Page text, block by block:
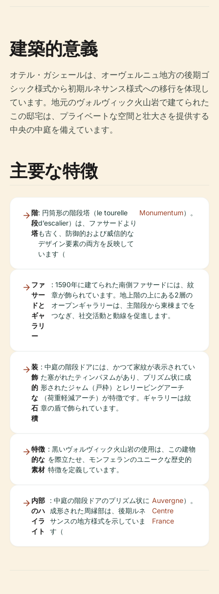
建築的意義
オテル・ガシェールは、オーヴェルニュ地方の後期ゴ
シック様式から初期ルネサンス様式への移行を体現し
ています。地元のヴォルヴィック火山岩で建てられた
この邸宅は、プライベートな空間と壮大さを提供する
中央の中庭を備えています。
主要な特徴
階
段
塔
: 円筒形の階段塔（le tourelle
d’escalier）は、ファサードより
も古く、防御的および威信的な
デザイン要素の両方を反映して
います（
Monumentum）。
ファ
サー
ドと
ギャ
ラリ
ー
: 1590年に建てられた南側ファサードには、紋
章が飾られています。地上階の上にある2層の
オープンギャラリーは、主階段から東棟までを
つなぎ、社交活動と動線を促進します。
装
飾
的
な
石
積
: 中庭の階段ドアには、かつて家紋が表示されてい
た塞がれたティンパヌムがあり、プリズム状に成
形されたジャム（戸枠）とレリービングアーチ
（荷重軽減アーチ）が特徴です。ギャラリーは紋
章の盾で飾られています。
特徴
的な
素材
: 黒いヴォルヴィック火山岩の使用は、この建物
を際立たせ、モンフェランのユニークな歴史的
特徴を定義しています。
内部
のハ
イラ
イト
: 中庭の階段ドアのプリズム状に
成形された周縁部は、後期ルネ
サンスの地方様式を示していま
す（
Auvergne
Centre
France
）。